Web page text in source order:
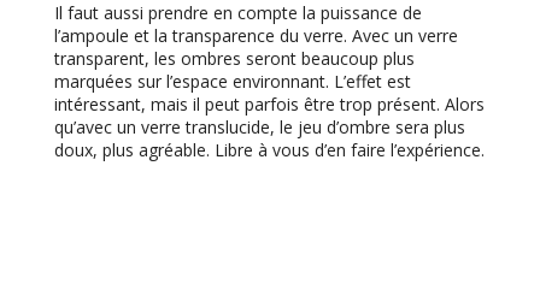
Il faut aussi prendre en compte la puissance de
l’ampoule et la transparence du verre. Avec un verre
transparent, les ombres seront beaucoup plus
marquées sur l’espace environnant. L’effet est
intéressant, mais il peut parfois être trop présent. Alors
qu’avec un verre translucide, le jeu d’ombre sera plus
doux, plus agréable. Libre à vous d’en faire l’expérience.